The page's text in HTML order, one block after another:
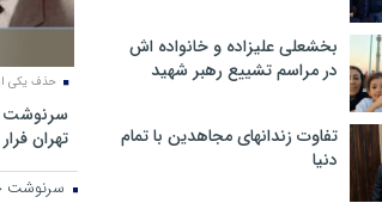
بخشعلی علیزاده و خانواده اش
در مراسم تشییع رهبر شهید
تفاوت زندانهای مجاهدین با تمام
دنیا
حذف یکی
سرنوشت
تهران
سرنوشت